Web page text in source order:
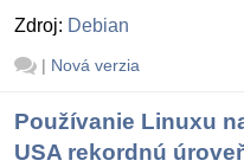
Zdroj: Debian
| Nová verzia
Používanie Linuxu
USA rekordnú